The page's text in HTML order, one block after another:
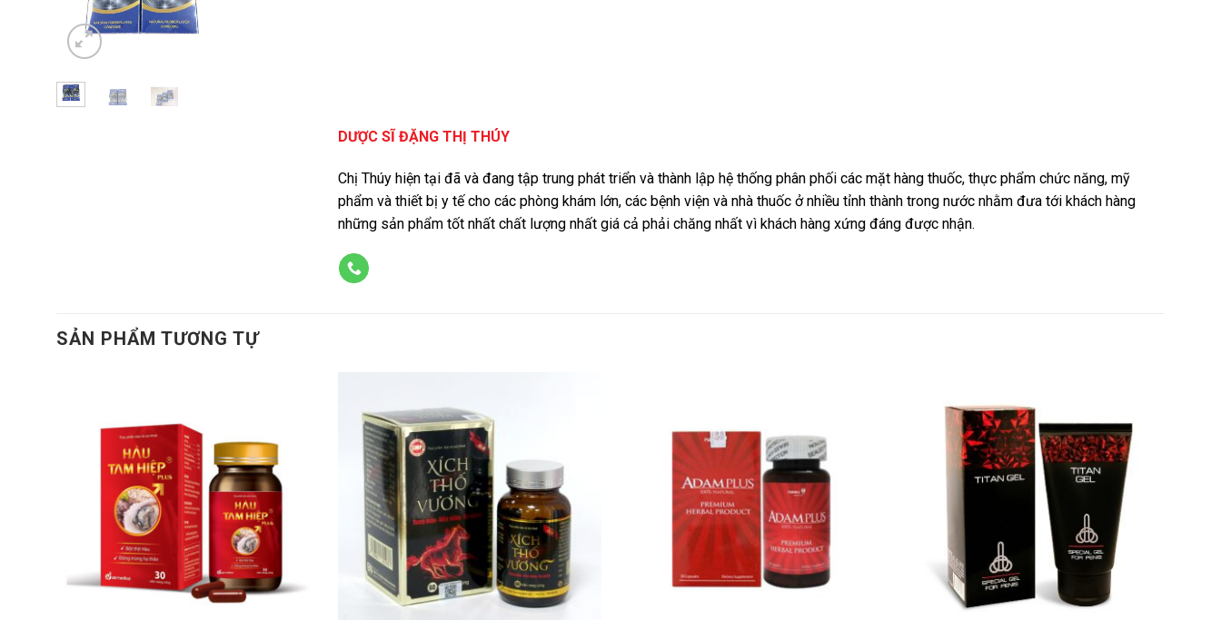
DƯỢC SĨ ĐẶNG THỊ THÚY
Chị Thúy hiện tại đã và đang tập trung phát triển và thành lập hệ thống phân phối các mặt hàng thuốc, thực phẩm chức năng, mỹ
phẩm và thiết bị y tế cho các phòng khám lớn, các bệnh viện và nhà thuốc ở nhiều tỉnh thành trong nước nhằm đưa tới khách hàng
những sản phẩm tốt nhất chất lượng nhất giá cả phải chăng nhất vì khách hàng xứng đáng được nhận.
SẢN PHẨM TƯƠNG TỰ